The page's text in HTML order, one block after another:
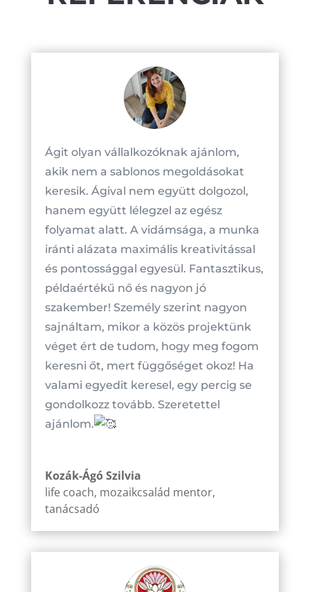
Ágit olyan vállalkozóknak ajánlom,
akik nem a sablonos megoldásokat
keresik. Ágival nem együtt dolgozol,
hanem együtt lélegzel az egész
folyamat alatt. A vidámsága, a munka
iránti alázata maximális kreativitással
és pontossággal egyesül. Fantasztikus,
példaértékű nő és nagyon jó
szakember! Személy szerint nagyon
sajnáltam, mikor a közös projektünk
véget ért de tudom, hogy meg fogom
keresni őt, mert függőséget okoz! Ha
valami egyedit keresel, egy percig se
gondolkozz tovább. Szeretettel
ajánlom.
Kozák-Ágó Szilvia
life coach, mozaikcsalád mentor,
tanácsadó